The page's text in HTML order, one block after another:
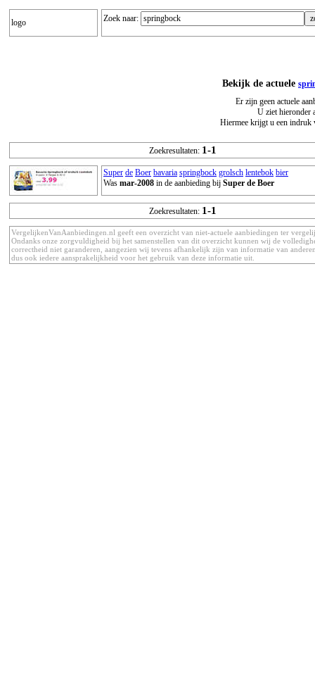
logo Zoek naar:
Bekijk de actuele
Er zijn geen actuele
U ziet hieronder
Hiermee krijgt u een indruk
Zoekresultaten: 1-1
Super de Boer bavaria springbock grolsch lentebok bier
Was mar-2008 in de aanbieding bij Super de Boer
Zoekresultaten: 1-1
VergelijkenVanAanbiedingen.nl geeft een overzicht van niet-actuele aanbiedingen ter
Ondanks onze zorgvuldigheid bij het samenstellen van dit overzicht kunnen wij de
correctheid niet garanderen, aangezien wij tevens afhankelijk zijn van informatie van
dus ook iedere aansprakelijkheid voor het gebruik van deze informatie uit.